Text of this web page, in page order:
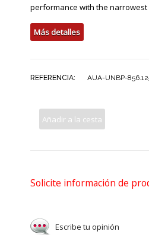
performance with the
Más detalles
REFERENCIA: AUA-UNBP-
Añadir a la cesta
Solicite información de
Escribe tu opinión